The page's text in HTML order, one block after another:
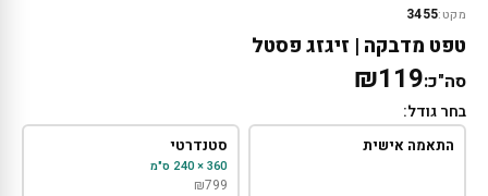
מקט:3455
טפט מדבקה | זיגזג פסטל
סה"כ:₪119
בחר גודל:
התאמה אישית סטנדרטי
360 × 240 ס"מ
₪799